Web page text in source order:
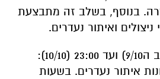
בנוסף, בשלב זה מתבצעת
ניצולים ואיתור נעדרים.
שלב ז' – 20:00 (ערב ה9/10) ועד 23:00 (10/10):
איתור נעדרים. בשעות